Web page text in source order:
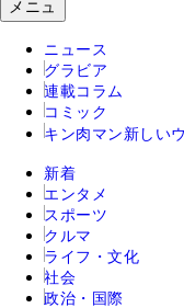
メニュ
ニュース
グラビア
連載コラム
コミック
キン肉マン 新しい
新着
エンタメ
スポーツ
クルマ
ライフ・文化
社会
政治・国際